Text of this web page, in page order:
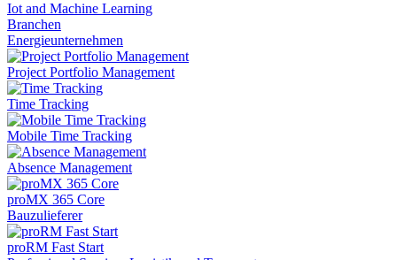
Iot and Machine Learning
Branchen
Energieunternehmen
Project Portfolio Management
Time Tracking
Mobile Time Tracking
Absence Management
proMX 365 Core
Bauzulieferer
proRM Fast Start